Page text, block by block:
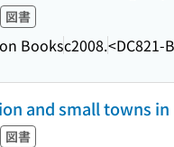
図書
Booksc2008.<DC821-
and small towns in
図書